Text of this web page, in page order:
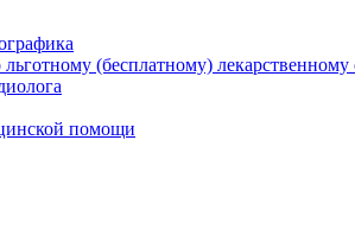
(бесплатному)
помощи